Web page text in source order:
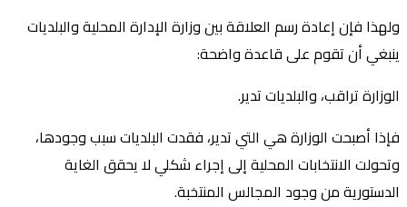
ولهذا فإن إعادة رسم العلاقة بين وزارة الإدارة المحلية والبلديات
ينبغي أن تقوم على قاعدة واضحة:
الوزارة تراقب، والبلديات تدير.
فإذا أصبحت الوزارة هي التي تدير، فقدت البلديات سبب وجودها،
وتحولت الانتخابات المحلية إلى إجراء شكلي لا يحقق الغاية
الدستورية من وجود المجالس المنتخبة.